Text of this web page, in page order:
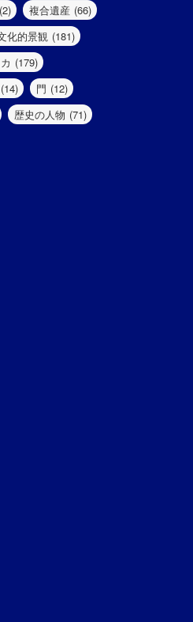
(2) 複合遺産 (66)
化的景観 (181)
(179)
(14) 門 (12)
歴史の人物 (71)